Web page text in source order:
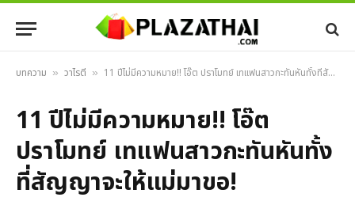
บทความ » วาไรตี้ » 11 ปีไม่มีความหมาย!! โอ๊ต ปราโมทย์ เทแฟนสาวกะทันหันทั้งที่สัญญาจะให้แม่มาขอ!
11 ปีไม่มีความหมาย!! โอ๊ต
ปราโมทย์ เทแฟนสาวกะทันหันทั้ง
ที่สัญญาจะให้แม่มาขอ!